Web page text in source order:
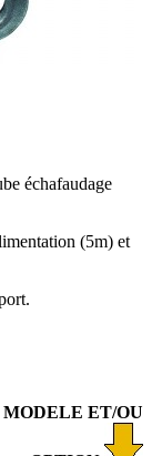
échafaudage
(5m) et
MODELE ET/OU